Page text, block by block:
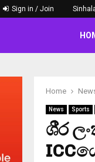
Sign in / Join
Home
News Sports
ශී‍්‍ර